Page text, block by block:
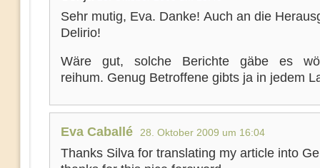
Sehr mutig, Eva. Danke! Auch an die
Delirio!
Wäre gut, solche Berichte gäbe es
reihum. Genug Betroffene gibts ja in jedem
Eva Caballé 28. Oktober 2009 um 16:04
Thanks Silva for translating my article into